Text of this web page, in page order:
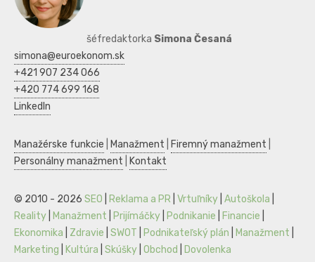
šéfredaktorka Simona Česaná
simona@euroekonom.sk
+421 907 234 066
+420 774 699 168
LinkedIn
Manažérske funkcie Manažment Firemný manažment
Personálny manažment
Kontakt
© 2010 - 2026 SEO Reklama a PR Vrtuľníky Autoškola
Reality
Manažment Prijímáčky Podnikanie Financie
Ekonomika
Zdravie SWOT Podnikateľský plán Manažment
Marketing
Kultúra Skúšky Obchod Dovolenka